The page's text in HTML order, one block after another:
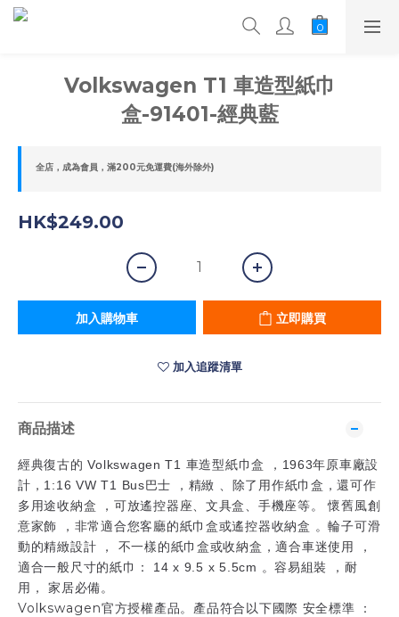
Volkswagen T1 車造型紙巾
盒-91401-經典藍
全店，成為會員，滿200元免運費(海外除外)
HK$249.00
加入購物車 立即購買
加入追蹤清單
商品描述
經典復古的 Volkswagen T1 車造型紙巾盒 ， 1963年原車廠設
計， 1:16 VW T1 Bus 巴士 ，精緻 、除了用作紙巾盒，還可作
多用途收納盒
，可放遙控器座、文具盒、手機座等。
懷舊風創
意家飾
，非常適合您客廳的紙巾盒或遙控器收納盒 。輪子可滑
動的精緻設計
， 不一樣的紙巾盒或收納盒，適合車迷使用
，
適合一般尺寸的紙巾：
14 x 9.5 x 5.5cm 。容易組裝
，耐
用，
家居必備。
Volkswagen官方授權產品。產品符合以下國際 安全標準 ：